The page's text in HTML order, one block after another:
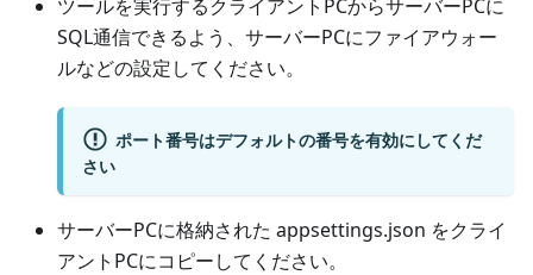
ツールを実行するクライアントPCからサーバーPCに
SQL通信できるよう、サーバーPCにファイアウォー
ルなどの設定してください。
ポート番号はデフォルトの番号を有効にしてくだ
さい
サーバーPCに格納された appsettings.json をクライ
アントPCにコピーしてください。